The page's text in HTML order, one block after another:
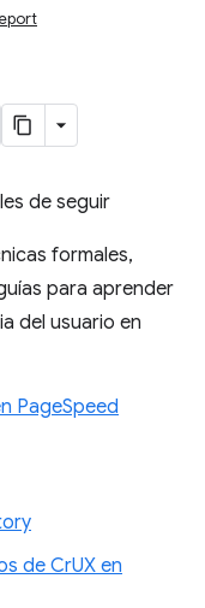
de seguir
formales,
para aprender
del usuario en
PageSpeed
de CrUX en